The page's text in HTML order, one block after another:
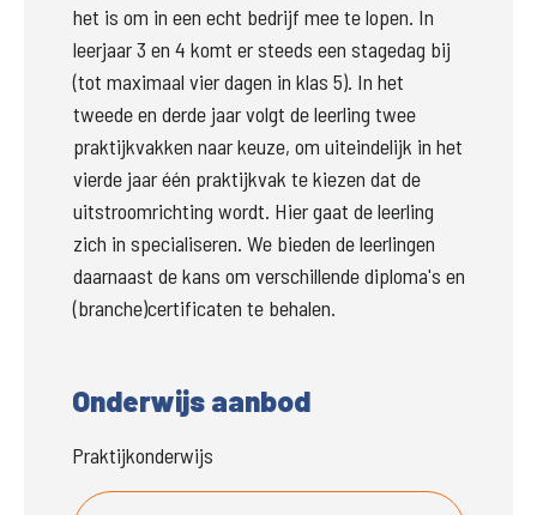
het is om in een echt bedrijf mee te lopen. In
leerjaar 3 en 4 komt er steeds een stagedag bij
(tot maximaal vier dagen in klas 5). In het
tweede en derde jaar volgt de leerling twee
praktijkvakken naar keuze, om uiteindelijk in het
vierde jaar één praktijkvak te kiezen dat de
uitstroomrichting wordt. Hier gaat de leerling
zich in specialiseren. We bieden de leerlingen
daarnaast de kans om verschillende diploma's en
(branche)certificaten te behalen.
Onderwijs aanbod
Praktijkonderwijs